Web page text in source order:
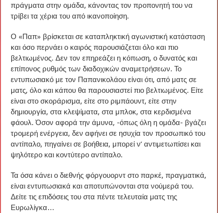
πράγματα στην ομάδα, κάνοντας τον προπονητή του να
τρίβει τα χέρια του από ικανοποίηση.
Ο «Παπ» βρίσκεται σε καταπληκτική αγωνιστική κατάσταση
και όσο περνάει ο καιρός παρουσιάζεται όλο και πιο
βελτιωμένος. Δεν τον επηρεάζει η κόπωση, ο δυνατός και
επίπονος ρυθμός των διαδοχικών αναμετρήσεων. Το
εντυπωσιακό με τον Παπανικολάου είναι ότι, από ματς σε
ματς, όλο και κάπου θα παρουσιαστεί πιο βελτιωμένος. Είτε
είναι στο σκοράρισμα, είτε στο ριμπάουντ, είτε στην
δημιουργία, στα κλεψίματα, στα μπλοκ, στα κερδισμένα
φάουλ. Όσον αφορά την άμυνα, -όπως όλη η ομάδα- βγάζει
τρομερή ενέργεια, δεν αφήνει σε ησυχία τον προσωπικό του
αντίπαλο, πηγαίνει σε βοήθεια, μπορεί ν’ αντιμετωπίσει και
ψηλότερο και κοντύτερο αντίπαλο.
Τα όσα κάνει ο διεθνής φόργουορντ στο παρκέ, πραγματικά,
είναι εντυπωσιακά και αποτυπώνονται στα νούμερά του.
Δείτε τις επιδόσεις του στα πέντε τελευταία ματς της
Ευρωλίγκα…